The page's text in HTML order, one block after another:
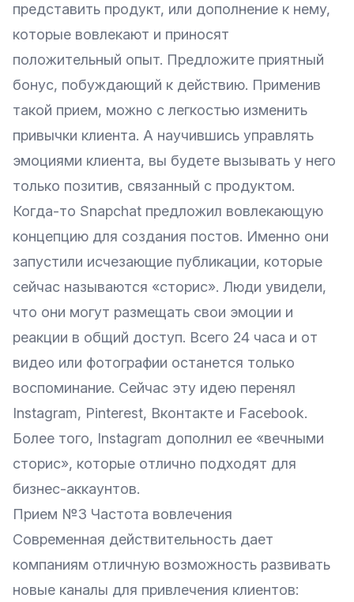
представить продукт, или дополнение к нему,
которые вовлекают и приносят
положительный опыт. Предложите приятный
бонус, побуждающий к действию. Применив
такой прием, можно с легкостью изменить
привычки клиента. А научившись управлять
эмоциями клиента, вы будете вызывать у него
только позитив, связанный с продуктом.
Когда-то Snapchat предложил вовлекающую
концепцию для создания постов. Именно они
запустили исчезающие публикации, которые
сейчас называются «сторис». Люди увидели,
что они могут размещать свои эмоции и
реакции в общий доступ. Всего 24 часа и от
видео или фотографии останется только
воспоминание. Сейчас эту идею перенял
Instagram, Pinterest, Вконтакте и Facebook.
Более того, Instagram дополнил ее «вечными
сторис», которые отлично подходят для
бизнес-аккаунтов.
Прием №3 Частота вовлечения
Современная действительность дает
компаниям отличную возможность развивать
новые каналы для привлечения клиентов: